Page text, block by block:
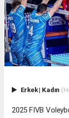
Erkek| Kadın
2025 FIVB